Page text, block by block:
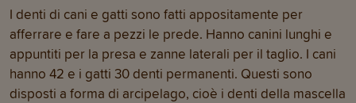
I denti di cani e gatti sono fatti appositamente per
afferrare e fare a pezzi le prede. Hanno canini lunghi e
appuntiti per la presa e zanne laterali per il taglio. I cani
hanno 42 e i gatti 30 denti permanenti. Questi sono
disposti a forma di arcipelago, cioè i denti della mascella